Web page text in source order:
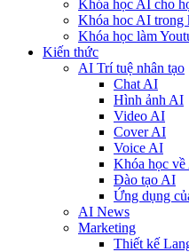
Khóa học AI cho
Khóa hoc AI trong
Khóa học làm
Kiến thức
AI Trí tuệ nhân tạo
Chat AI
Hình ảnh AI
Video AI
Cover AI
Voice AI
Khóa học
Đào tạo AI
Ứng dụng
AI News
Marketing
Thiết kế